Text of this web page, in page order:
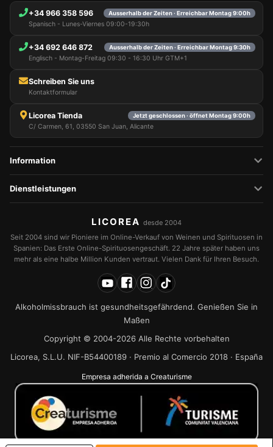
+34 966 358 596 Ausserhalb der Zeiten · Erreichbar Montag 9:00h
Spanisch - Lunes-Viernes 09:00-19:30h
+34 692 646 872 Ausserhalb der Zeiten · Erreichbar Montag 9:30h
Englisch - Montag-Freitag 09:30 - 16:30 Uhr GTM+1
Schreiben Sie uns
Kontaktformular
Licorea Tienda Jetzt geschlossen · öffnet Montag 9:00h
C/ Carmen, 61, 03550 San Juan, Alicante
Information
Dienstleistungen
LICOREA desde 2004
Seit 2004 sind wir Pioniere im Online-Verkauf von Weinen und Spirituosen in
Spanien: Das Erste Online-Spirituosengeschäft. 22 Jahre später haben uns
mehr als eine halbe Million Kunden vertraut. Vielen Dank für Ihren Besuch.
Alkoholmissbrauch ist gesundheitsgefährdend. Genießen Sie in
Maßen
Copyright © 2004-2026 Alle Rechte vorbehalten
Licorea, S.L.U. NIF-B54400189 · Premio al Comercio 2018 · España
Empresa adherida a Creaturisme